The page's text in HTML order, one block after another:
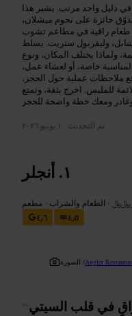
دليل واحد مرتب. يشير هذا
تذوّق حائزة على نجوم ميشلان،
طعام راقية في مطاعم تشوب
وليفربول ستريت. يسلط
ولماذا يختلف المكان، ونوع
خاصة، أو لعشاء عمل،
ملاحظات عملية حول الحجز،
للملبس. اخرج بثقة، وتمتع
تم التحديث ١٠ يونيو ٢٠٢٦
أنجلر
• الطعام والشراب • مطعم
٤٫٦
٤٫٥
الصورة /Angler
“في قلب السيتي